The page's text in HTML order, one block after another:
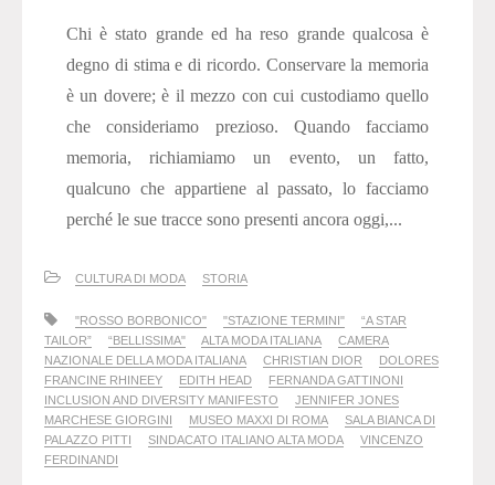
Chi è stato grande ed ha reso grande qualcosa è
degno di stima e di ricordo. Conservare la memoria
è un dovere; è il mezzo con cui custodiamo quello
che consideriamo prezioso. Quando facciamo
memoria, richiamiamo un evento, un fatto,
qualcuno che appartiene al passato, lo facciamo
perché le sue tracce sono presenti ancora oggi,...
CULTURA DI MODA STORIA
"ROSSO BORBONICO" "STAZIONE TERMINI"
“A STAR
TAILOR”
“BELLISSIMA" ALTA MODA ITALIANA
CAMERA
NAZIONALE DELLA MODA ITALIANA
CHRISTIAN DIOR
DOLORES
FRANCINE RHINEEY
EDITH HEAD
FERNANDA GATTINONI
INCLUSION AND DIVERSITY MANIFESTO
JENNIFER JONES
MARCHESE GIORGINI
MUSEO MAXXI DI ROMA
SALA BIANCA DI
PALAZZO PITTI
SINDACATO ITALIANO ALTA MODA
VINCENZO
FERDINANDI